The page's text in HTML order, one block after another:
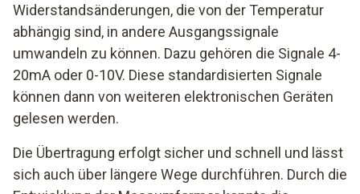
Widerstandsänderungen, die von der Temperatur
abhängig sind, in andere Ausgangssignale
umwandeln zu können. Dazu gehören die Signale 4-
20mA oder 0-10V. Diese standardisierten Signale
können dann von weiteren elektronischen Geräten
gelesen werden.
Die Übertragung erfolgt sicher und schnell und lässt
sich auch über längere Wege durchführen. Durch die